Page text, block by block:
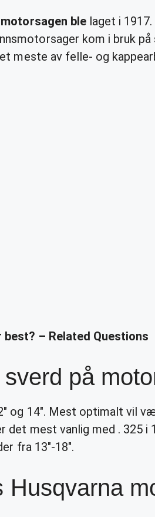
motorsagen blelaget i 1917.
kom i bruk
meste av felle- og
– Related Questions
på
og 14″. Mest optimalt vil
det mest vanlig med . 325 i
fra 13″-18″.
Husqvarna